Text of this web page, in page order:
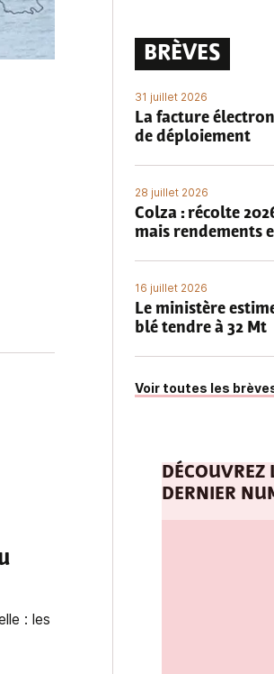
: les
BRÈVES
31 juillet 2026
La facture
de déploiement
28 juillet 2026
Colza : récolte
mais rendements
16 juillet 2026
Le ministère
blé tendre à 32 Mt
Voir toutes les
DÉCOUVREZ
DERNIER